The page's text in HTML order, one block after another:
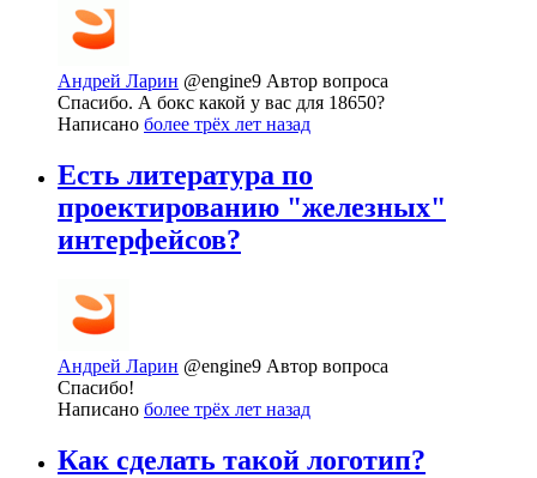
Андрей Ларин @engine9 Автор вопроса
Спасибо. А бокс какой у вас для 18650?
Написано более трёх лет назад
Есть литература по
проектированию "железных"
интерфейсов?
Андрей Ларин @engine9 Автор вопроса
Спасибо!
Написано более трёх лет назад
Как сделать такой логотип?